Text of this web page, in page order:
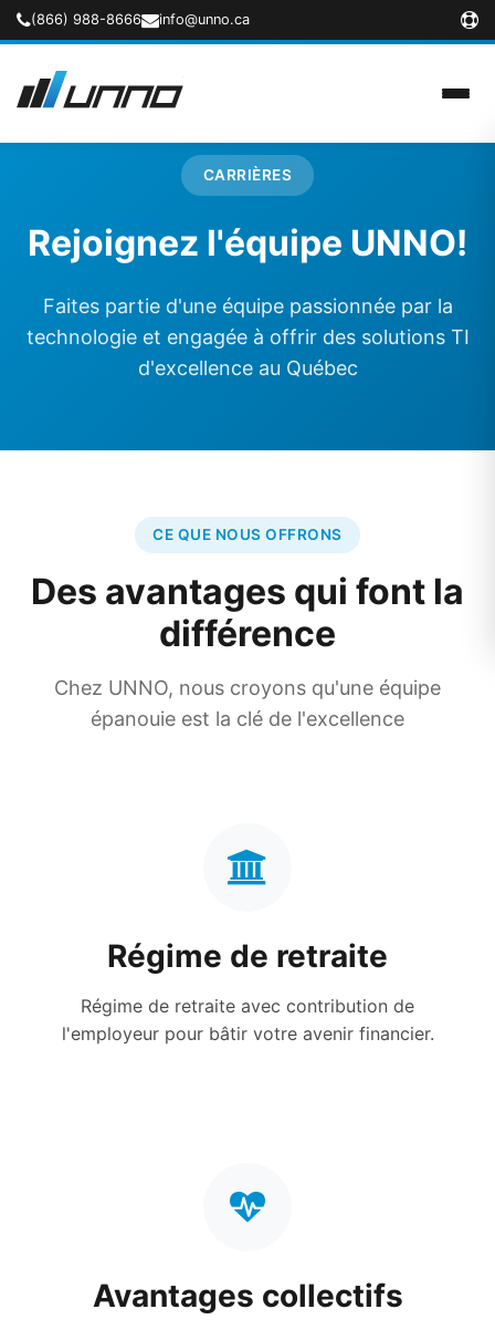
(866) 988-8666 info@unno.ca
CARRIÈRES
Rejoignez l'équipe UNNO!
Faites partie d'une équipe passionnée par la
technologie et engagée à offrir des solutions TI
d'excellence au Québec
CE QUE NOUS OFFRONS
Des avantages qui font la
différence
Chez UNNO, nous croyons qu'une équipe
épanouie est la clé de l'excellence
Régime de retraite
Régime de retraite avec contribution de
l'employeur pour bâtir votre avenir financier.
Avantages collectifs